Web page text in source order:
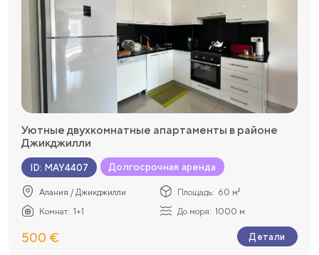
Уютные двухкомнатные апартаменты в районе
Джикджилли
ID: MAY4407 Долгосрочная аренда
Алания / Джикджилли Площадь: 60 м²
Комнат: 1+1 До моря: 1000 м
500 € Детали